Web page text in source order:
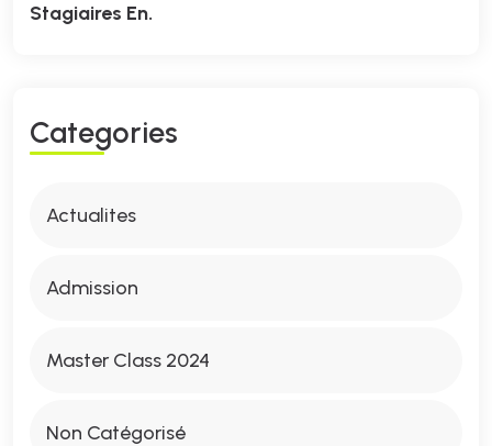
Stagiaires En.
CATEGORIES
Actualites
Admission
Master Class 2024
Non Catégorisé